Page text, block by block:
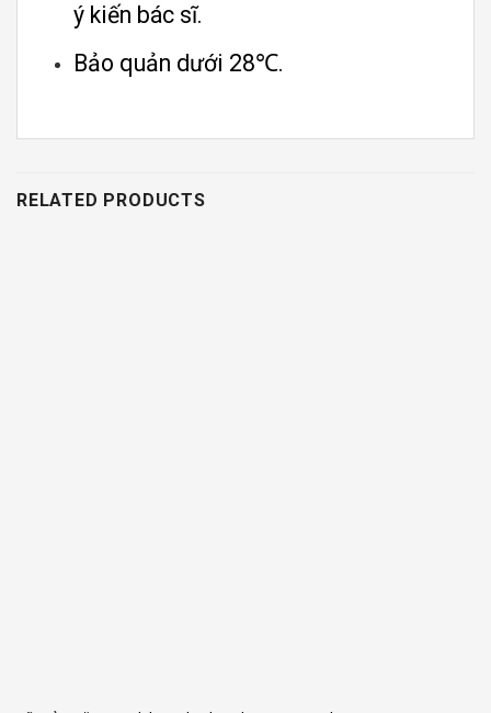
ý kiến bác sĩ.
Bảo quản dưới 28℃.
RELATED PRODUCTS